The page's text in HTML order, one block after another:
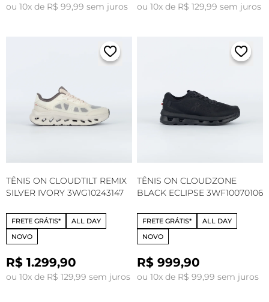
ou 10x de R$ 99,99 sem juros ou 10x de R$ 129,99 sem juros
TÊNIS ON CLOUDTILT REMIX
SILVER IVORY 3WG10243147
FRETE GRÁTIS*
ALL DAY
NOVO
R$ 1.299,90
ou 10x de R$ 129,99 sem juros
TÊNIS ON CLOUDZONE
BLACK ECLIPSE 3WF10070106
FRETE GRÁTIS*
ALL DAY
NOVO
R$ 999,90
ou 10x de R$ 99,99 sem juros